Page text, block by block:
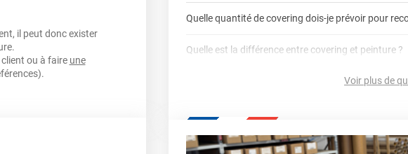
sensible à la pression,
repositionnable
il peut donc exister
ou à faire une
covering 3D
Quelle quantité de covering dois-je prévoir pour
calculateur total covering
parechoc arrière, en passant par le toit.)
Multipliez ce résultat par 3.
Quelle est la différence entre covering et peinture ?
Le covering peut s'enlever à tout moment
Est-il possible de retirer un covering ?
covering 3D
Voir plus de